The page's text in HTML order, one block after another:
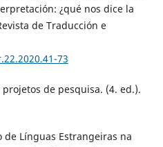
¿qué nos dice la
de Traducción e
73
de pesquisa. (4. ed.).
de Línguas Estrangeiras na